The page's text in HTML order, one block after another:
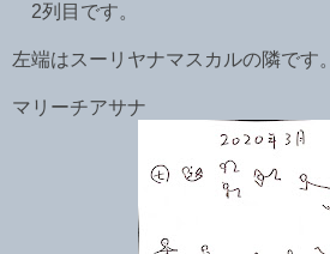
2列目です。
左端はスーリヤナマスカルの隣です。
マリーチアサナ